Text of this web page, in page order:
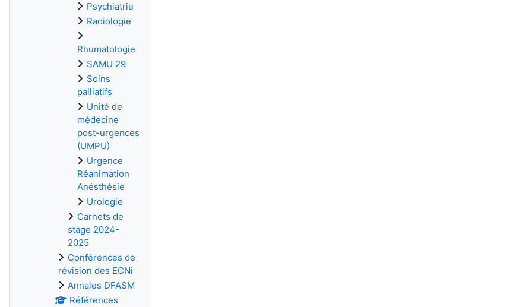
Psychiatrie
Radiologie
Rhumatologie
SAMU 29
Soins
palliatifs
Unité de
médecine
post-urgences
(UMPU)
Urgence
Réanimation
Anésthésie
Urologie
Carnets de
stage 2024-
2025
Conférences de
révision des ECNi
Annales DFASM
Références